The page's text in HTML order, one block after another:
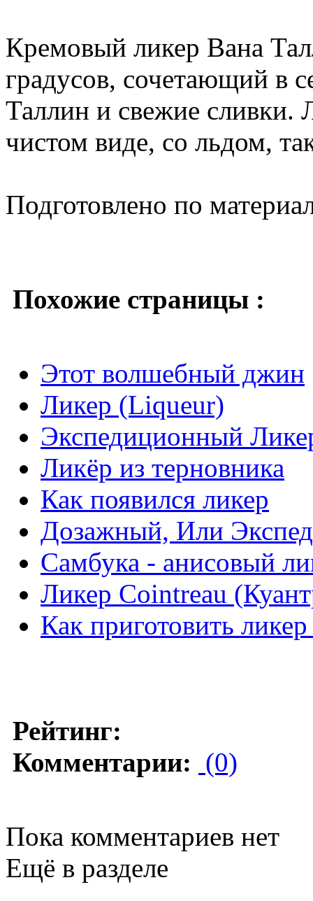
Кремовый ликер Вана
градусов, сочетающий в
Таллин и свежие сливки.
чистом виде, со льдом,
Подготовлено по
Похожие страницы :
Этот волшебный джин
Ликер (Liqueur)
Экспедиционный
Ликёр из терновника
Как появился ликер
Дозажный, Или
Самбука - анисовый
Ликер Cointreau
Как приготовить
Рейтинг:
Комментарии: (0)
Пока комментариев нет
Ещё в разделе